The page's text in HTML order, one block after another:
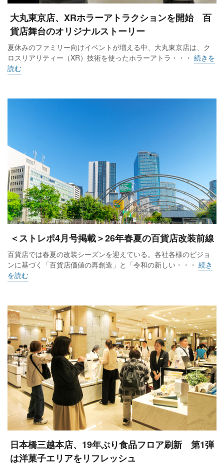
大丸東京店、XRホラーアトラクションを開始 百
貨店舞台のオリジナルストーリー
夏休みのファミリー向けイベントが増える中、大丸東京店は、ク
ロスリアリティー（XR）技術を使ったホラーアトラ・・・ 続きを
読む
＜ストレポ4月号掲載＞26年春夏の百貨店改装前線
百貨店では春夏の改装シーズンを迎えている。各社各様のビジョ
ンに基づく「百貨店価値の再創造」と「令和の新しい・・・ 続き
を読む
日本橋三越本店、19年ぶり食品フロア刷新 第1弾
は洋菓子エリアをリフレッシュ